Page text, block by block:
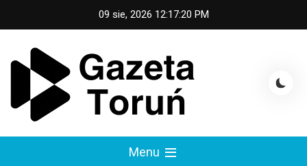
to
content
09 sie, 2026 12:17:21 PM
Gazeta Toruń
Menu